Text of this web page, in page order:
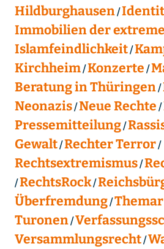
Hildburghausen
Immobilien der
Islamfeindlichkeit
Kirchheim Konzerte
Beratung in Thüringen
Neonazis Neue Rechte
Pressemitteilung
Gewalt Rechter Terror
Rechtsextremismus
RechtsRock
Überfremdung Themar
Turonen
Versammlungsrecht